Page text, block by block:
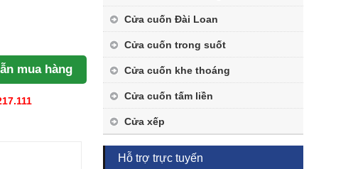
mua hàng
Cửa cuốn Đài Loan
Cửa cuốn trong suốt
Cửa cuốn khe thoáng
Cửa cuốn tấm liền
Cửa xếp
Hỗ trợ trực tuyến